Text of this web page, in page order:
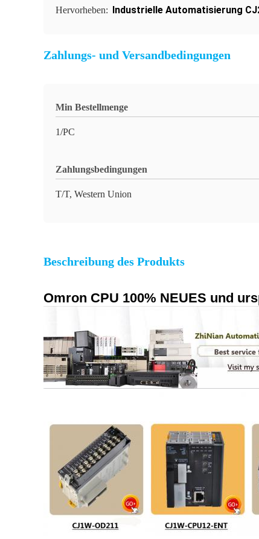
Hervorheben: Industrielle Automatisierung
Zahlungs- und Versandbedingungen
Min Bestellmenge
1/PC
Zahlungsbedingungen
T/T, Western Union
Beschreibung des Produkts
Omron CPU 100% NEUES und